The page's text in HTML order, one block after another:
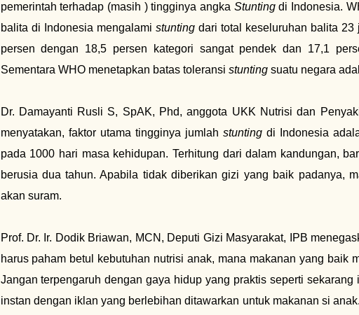
pemerintah terhadap (masih ) tingginya angka Stuntingdi Indonesia.
balita di Indonesia mengalami stuntingdari total keseluruhan balita 23
persen dengan 18,5 persen kategori sangat pendek dan 17,1
Sementara WHO menetapkan batas toleransi stunting suatu negara
Dr. Damayanti Rusli S, SpAK, Phd, anggota UKK Nutrisi dan
menyatakan, faktor utama tingginya jumlah stuntingdi Indonesia
pada 1000 hari masa kehidupan. Terhitung dari dalam kandungan,
berusia dua tahun. Apabila tidak diberikan gizi yang baik padanya,
akan suram.
Prof. Dr. Ir. Dodik Briawan, MCN, Deputi Gizi Masyarakat, IPB
harus paham betul kebutuhan nutrisi anak, mana makanan yang baik
Jangan terpengaruh dengan gaya hidup yang praktis seperti sekarang
instan dengan iklan yang berlebihan ditawarkan untuk makanan si